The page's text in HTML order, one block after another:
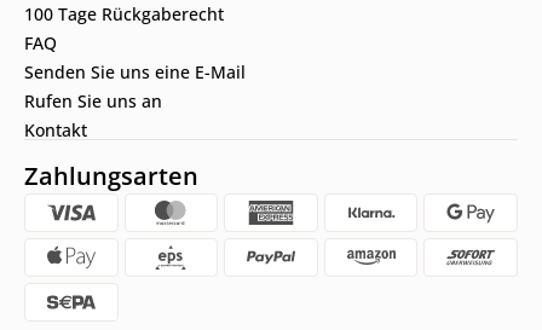
100 Tage Rückgaberecht
FAQ
Senden Sie uns eine E-Mail
Rufen Sie uns an
Kontakt
Zahlungsarten